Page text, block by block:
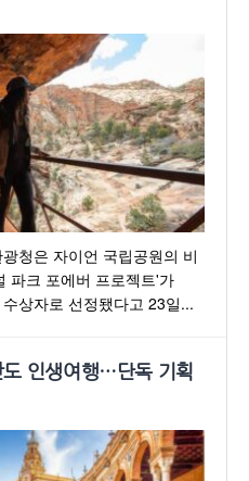
청은 자이언 국립공원의 비
파크 포에버 프로젝트'가
상자로 선정됐다고 23일...
도 인생여행…단독 기획